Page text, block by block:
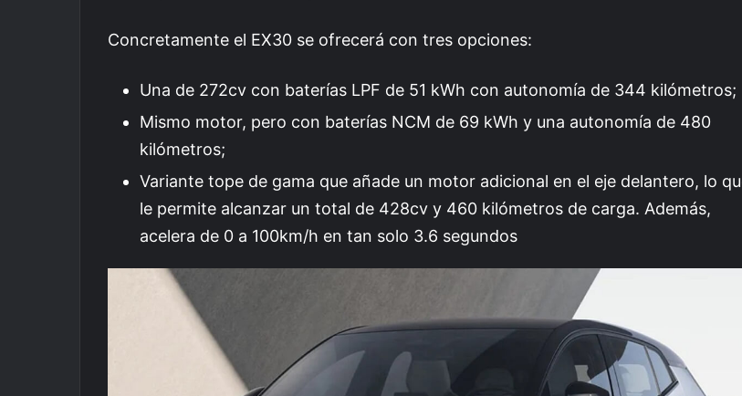
Concretamente el EX30 se ofrecerá con tres opciones:
Una de 272cv con baterías LPF de 51 kWh con autonomía de 344 kilómetros;
Mismo motor, pero con baterías NCM de 69 kWh y una autonomía de 480
kilómetros;
Variante tope de gama que añade un motor adicional en el eje delantero, lo
le permite alcanzar un total de 428cv y 460 kilómetros de carga. Además,
acelera de 0 a 100km/h en tan solo 3.6 segundos